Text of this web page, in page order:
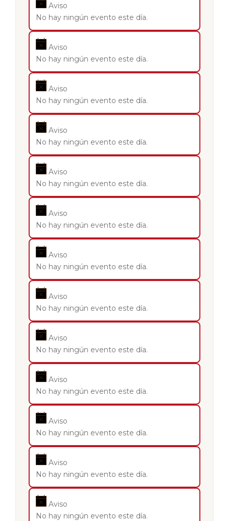
Aviso
No hay ningún evento este día.
Aviso
No hay ningún evento este día.
Aviso
No hay ningún evento este día.
Aviso
No hay ningún evento este día.
Aviso
No hay ningún evento este día.
Aviso
No hay ningún evento este día.
Aviso
No hay ningún evento este día.
Aviso
No hay ningún evento este día.
Aviso
No hay ningún evento este día.
Aviso
No hay ningún evento este día.
Aviso
No hay ningún evento este día.
Aviso
No hay ningún evento este día.
Aviso
No hay ningún evento este día.